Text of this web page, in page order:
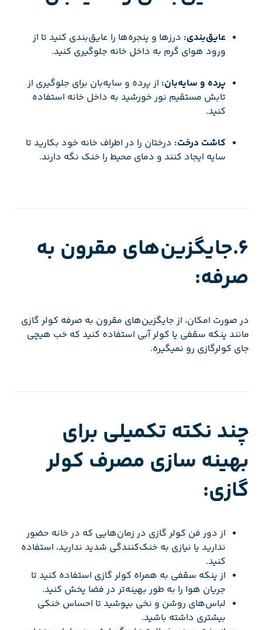
عایق‌بندی: درزها و پنجره‌ها را عایق‌بندی کنید تا از
ورود هوای گرم به داخل خانه جلوگیری کنید.
پرده و سایه‌بان: از پرده و سایه‌بان برای جلوگیری از
تابش مستقیم نور خورشید به داخل خانه استفاده
کنید.
کاشت درخت: درختان را در اطراف خانه خود بکارید تا
سایه ایجاد کنند و دمای محیط را خنک نگه دارند.
6.جایگزین‌های مقرون به
صرفه:
در صورت امکان، از جایگزین‌های مقرون به صرفه کولر گازی
مانند پنکه سقفی یا کولر آبی استفاده کنید که خب هیچی
جای کولرگازی رو نمیگیره.
چند نکته تکمیلی برای
بهینه سازی مصرف کولر
گازی:
از دور فن کولر گازی در زمان‌هایی که در خانه حضور
ندارید یا نیازی به خنک‌کنندگی شدید ندارید، استفاده
کنید.
از پنکه سقفی به همراه کولر گازی استفاده کنید تا
جریان هوا را به طور بهینه‌تر در فضا پخش کنید.
لباس‌های روشن و نخی بپوشید تا احساس خنکی
بیشتری داشته باشید.